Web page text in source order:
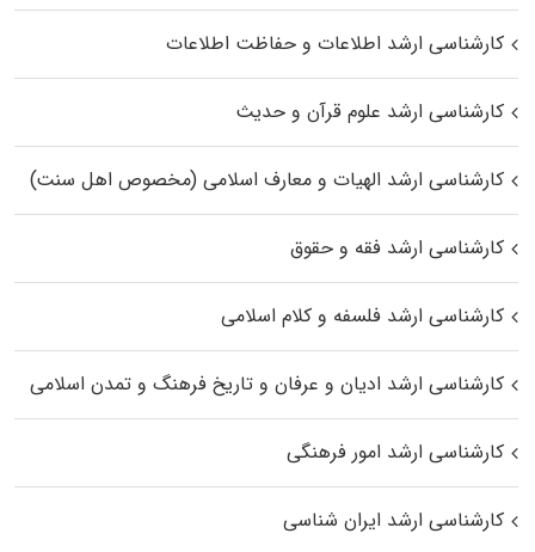
کارشناسی ارشد اطلاعات و حفاظت اطلاعات
کارشناسی ارشد علوم قرآن و حدیث
کارشناسی ارشد الهیات و معارف اسلامی (مخصوص اهل سنت)
کارشناسی ارشد فقه و حقوق
کارشناسی ارشد فلسفه و کلام اسلامی
کارشناسی ارشد ادیان و عرفان و تاریخ فرهنگ و تمدن اسلامی
کارشناسی ارشد امور فرهنگی
کارشناسی ارشد ایران شناسی